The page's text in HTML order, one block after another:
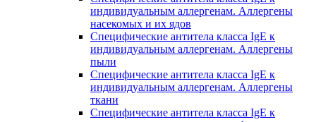
индивидуальным аллергенам. Аллергены
насекомых и их ядов
Специфические антитела класса IgE к
индивидуальным аллергенам. Аллергены
пыли
Специфические антитела класса IgE к
индивидуальным аллергенам. Аллергены
ткани
Специфические антитела класса IgE к